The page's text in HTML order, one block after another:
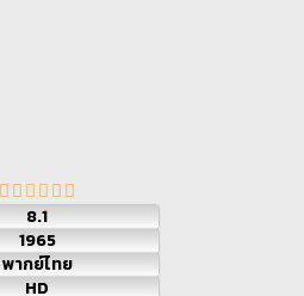
8.1
1965
พากย์ไทย
HD